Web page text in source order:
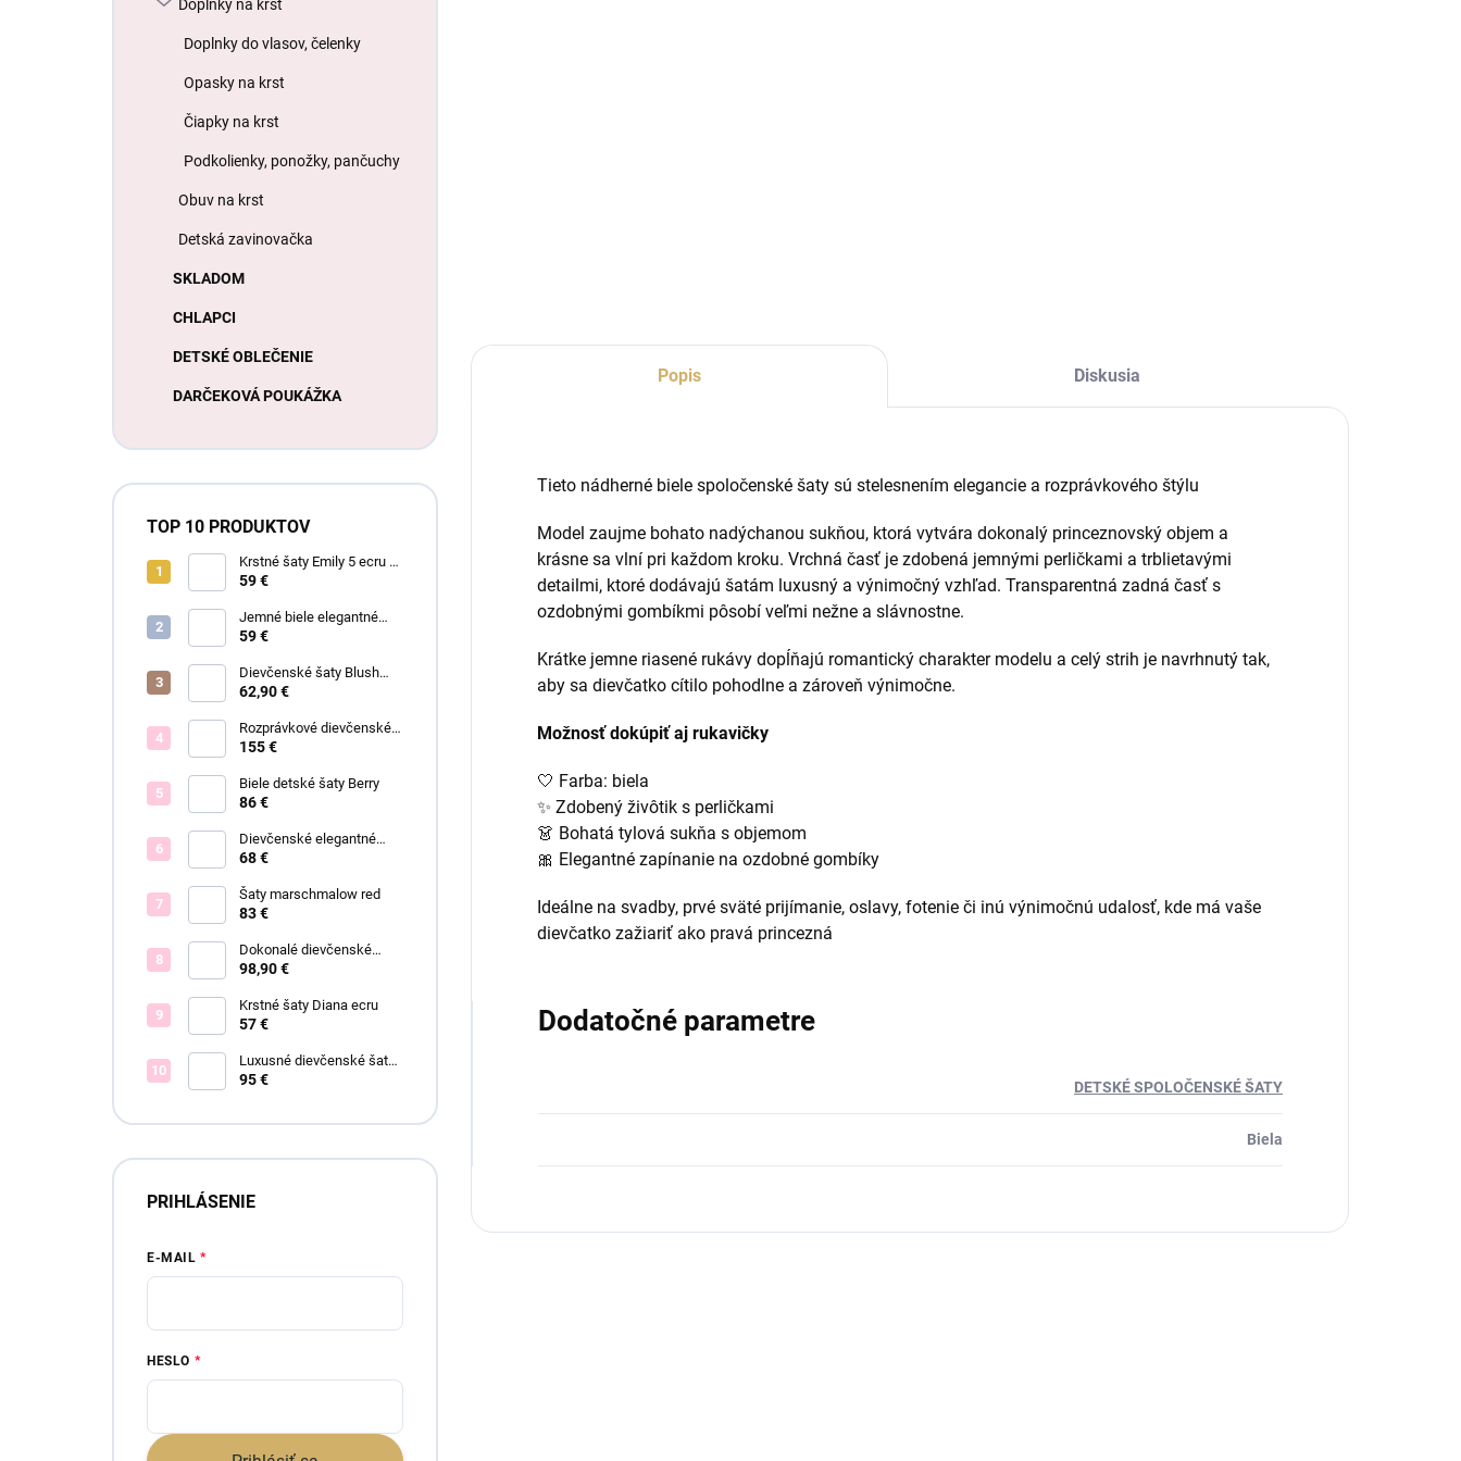
Doplnky na krst
Doplnky do vlasov, čelenky
Opasky na krst
Čiapky na krst
Podkolienky, ponožky, pančuchy
Obuv na krst
Detská zavinovačka
SKLADOM
CHLAPCI
DETSKÉ OBLEČENIE
DARČEKOVÁ POUKÁŽKA
TOP 10 PRODUKTOV
Krstné šaty Emily 5 ecru s
čipkou
59 €
Jemné biele elegantné
šaty Ariel
59 €
Dievčenské šaty Blush
Grace pink
62,90 €
Rozprávkové dievčenské
šaty Fiona
155 €
Biele detské šaty Berry
86 €
Dievčenské elegantné
šaty Lisa
68 €
Šaty marschmalow red
83 €
Dokonalé dievčenské
spoločenské šaty Bianca
98,90 €
Krstné šaty Diana ecru
57 €
Luxusné dievčenské šaty
Blush Bloom
95 €
PRIHLÁSENIE
E-MAIL
HESLO
Popis Diskusia
Tieto nádherné biele spoločenské šaty sú stelesnením elegancie a rozprávkového štýlu
Model zaujme bohato nadýchanou sukňou, ktorá vytvára dokonalý princeznovský objem a
krásne sa vlní pri každom kroku. Vrchná časť je zdobená jemnými perličkami a trblietavými
detailmi, ktoré dodávajú šatám luxusný a výnimočný vzhľad. Transparentná zadná časť s
ozdobnými gombíkmi pôsobí veľmi nežne a slávnostne.
Krátke jemne riasené rukávy dopĺňajú romantický charakter modelu a celý strih je navrhnutý tak,
aby sa dievčatko cítilo pohodlne a zároveň výnimočne.
Možnosť dokúpiť aj rukavičky
🤍 Farba: biela
✨ Zdobený živôtik s perličkami
👗 Bohatá tylová sukňa s objemom
🎀 Elegantné zapínanie na ozdobné gombíky
Ideálne na svadby, prvé sväté prijímanie, oslavy, fotenie či inú výnimočnú udalosť, kde má vaše
dievčatko zažiariť ako pravá princezná
Dodatočné parametre
DETSKÉ SPOLOČENSKÉ ŠATY
Biela